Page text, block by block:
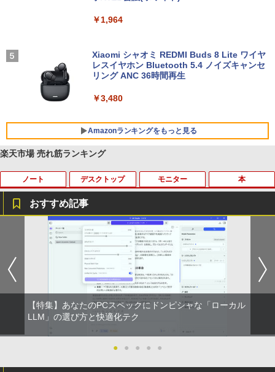
￥1,964
Xiaomi シャオミ REDMI Buds 8 Lite ワイヤ
レスイヤホン Bluetooth 5.4 ノイズキャンセ
リング ANC 36時間再生
￥3,480
Amazonランキングをもっと見る
BRUCE WAYNE feat. Flo Milli, ATL Jacob
[Explicit]
￥250
BRUCE WAYNE feat. Flo Milli, ATL Jacob
[Explicit]
￥250
見知らぬ糸
【Amazon.co.jp限定】 い・ろ・は・す 2L P
ET ラベルレス ×8本
￥1,112
by Amazon 天然水 ラベルレス 500ml ×24本
富士山の天然水 バナジウム含有 水 ミネラル
ウォーター ペットボトル 静岡県産 500ミリリ
ットル (Smart Basic)
￥1,380
by Amazon 炭酸水 ラベルレス 500ml ×24本
art Basic)
薬屋のひとりごと 17巻 (デジタル版ビッグガ
ンガンコミックス)
￥770
異世界居酒屋「のぶ」(22) (角川コミックス・
エース)
￥832
ONE PIECE モノクロ版 115 (ジャンプコミッ
クスDIGITAL)
￥594
楽天市場 売れ筋ランキング
ノート
【ノートPC用】【あんしん3ヶ月に延長
保証】通常付属している30日の保証期間
が3ヶ月に延長されます。【単品購入・併
用不可※レビューキャンペーンは除く /
ノートパソコン専用】
￥1,000
2
【期間限定★新品無線マウス付】中古ノ
ートパソコン Windows11 Office2019搭
Core i3 Core i5 メモリ4GB/16GB SSD1
デスクトップ
中古パソコン | NEC | Mate MKM28L-3 |
Windows11 | デスクトップ | 一年保証 |
第8世代 | Core i5 8400 2.8(〜最大4.0)G
Hz | MEM:8GB | SSD:256GB | DVDマル
チ | 無線LAN:なし | Win11Pro64bit
￥12,000
2
HP ProDesk 400 G6 DM 【Core i5 1050
0T/メモリ16GB(DDR4)/SSD256GB(M.2
料】※沖縄・離島を除く
モニター
NEC AS223WM 液晶モニター 21.5イン
チワイド 白 ホワイト 1920×1080 （フル
HD）TN 白色LEDバックライト ミニ D-s
ub VGA HDMI ディスプレイ PS4 switch
対応 スイッチ 【中古】
￥5,200
2
中古モニター | 液晶ディスプレイ | PHILI
PS | 243V5QHABA/11 | 23.6インチワイ
ト | スピーカー内蔵 | 3系統入力(VGA・D
本
宇宙兄弟（46） 【電子書籍】[ 小山宙哉
]
￥1,131
DVD付 学研まんが NEW日本の歴史
￥21,560
おすすめ記事
【特集】あなたのPCスペックにドンピシャな「ローカル
LLM」の選び方と快適化テク
● ● ● ● ●